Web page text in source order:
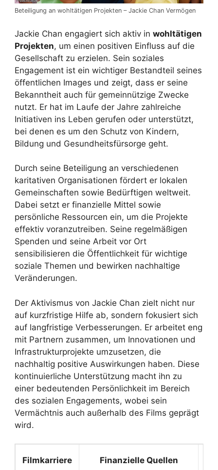
Beteiligung an wohltätigen Projekten – Jackie Chan Vermögen
Jackie Chan engagiert sich aktiv in wohltätigen
Projekten, um einen positiven Einfluss auf die
Gesellschaft zu erzielen. Sein soziales
Engagement ist ein wichtiger Bestandteil seines
öffentlichen Images und zeigt, dass er seine
Bekanntheit auch für gemeinnützige Zwecke
nutzt. Er hat im Laufe der Jahre zahlreiche
Initiativen ins Leben gerufen oder unterstützt,
bei denen es um den Schutz von Kindern,
Bildung und Gesundheitsfürsorge geht.
Durch seine Beteiligung an verschiedenen
karitativen Organisationen fördert er lokalen
Gemeinschaften sowie Bedürftigen weltweit.
Dabei setzt er finanzielle Mittel sowie
persönliche Ressourcen ein, um die Projekte
effektiv voranzutreiben. Seine regelmäßigen
Spenden und seine Arbeit vor Ort
sensibilisieren die Öffentlichkeit für wichtige
soziale Themen und bewirken nachhaltige
Veränderungen.
Der Aktivismus von Jackie Chan zielt nicht nur
auf kurzfristige Hilfe ab, sondern fokusiert sich
auf langfristige Verbesserungen. Er arbeitet eng
mit Partnern zusammen, um Innovationen und
Infrastrukturprojekte umzusetzen, die
nachhaltig positive Auswirkungen haben. Diese
kontinuierliche Unterstützung macht ihn zu
einer bedeutenden Persönlichkeit im Bereich
des sozialen Engagements, wobei sein
Vermächtnis auch außerhalb des Films geprägt
wird.
Filmkarriere Finanzielle Quellen